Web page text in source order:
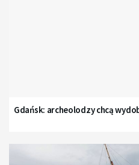
Gdańsk: archeolodzy chcą